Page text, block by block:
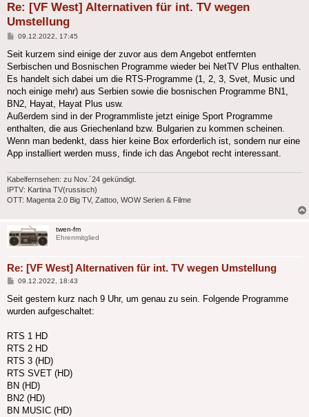
Re: [VF West] Alternativen für int. TV wegen
Umstellung
Beitrag
09.12.2022, 17:45
Seit kurzem sind einige der zuvor aus dem Angebot entfernten
Serbischen und Bosnischen Programme wieder bei NetTV Plus enthalten.
Es handelt sich dabei um die RTS-Programme (1, 2, 3, Svet, Music und
noch einige mehr) aus Serbien sowie die bosnischen Programme BN1,
BN2, Hayat, Hayat Plus usw.
Außerdem sind in der Programmliste jetzt einige Sport Programme
enthalten, die aus Griechenland bzw. Bulgarien zu kommen scheinen.
Wenn man bedenkt, dass hier keine Box erforderlich ist, sondern nur eine
App installiert werden muss, finde ich das Angebot recht interessant.
Kabelfernsehen: zu Nov.´24 gekündigt.
IPTV: Kartina TV(russisch)
OTT: Magenta 2.0 Big TV, Zattoo, WOW Serien & Filme
twen-fm
Ehrenmitglied
Re: [VF West] Alternativen für int. TV wegen Umstellung
Beitrag
09.12.2022, 18:43
Seit gestern kurz nach 9 Uhr, um genau zu sein. Folgende Programme
wurden aufgeschaltet:
RTS 1 HD
RTS 2 HD
RTS 3 (HD)
RTS SVET (HD)
BN (HD)
BN2 (HD)
BN MUSIC (HD)